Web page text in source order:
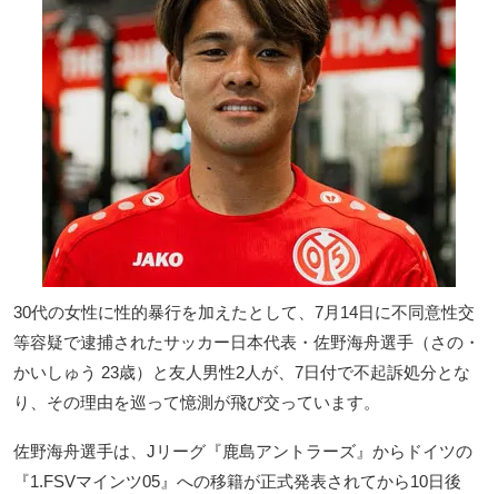
30代の女性に性的暴行を加えたとして、7月14日に不同意性交
等容疑で逮捕されたサッカー日本代表・佐野海舟選手（さの・
かいしゅう 23歳）と友人男性2人が、7日付で不起訴処分とな
り、その理由を巡って憶測が飛び交っています。
佐野海舟選手は、Jリーグ『鹿島アントラーズ』からドイツの
『1.FSVマインツ05』への移籍が正式発表されてから10日後